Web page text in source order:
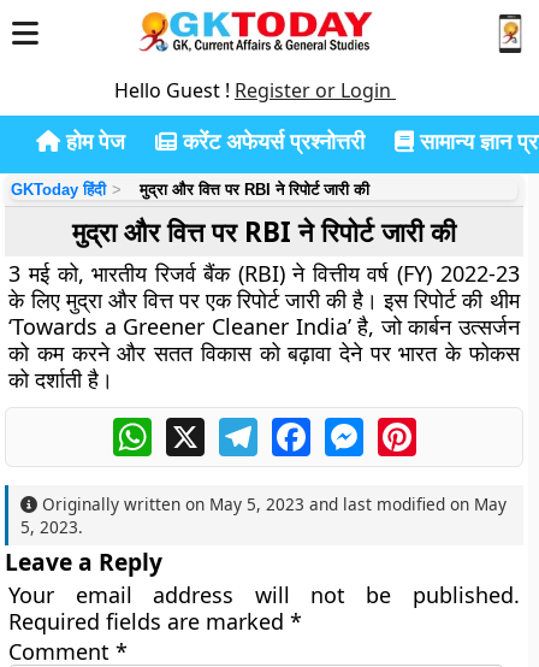
Hello Guest ! Register or Login
होम पेज करेंट अफेयर्स प्रश्नोत्तरी सामान्य ज्ञान
GKToday हिंदी मुद्रा और वित्त पर RBI ने रिपोर्ट जारी की
मुद्रा और वित्त पर RBI ने रिपोर्ट जारी की
3 मई को, भारतीय रिजर्व बैंक (RBI) ने वित्तीय वर्ष (FY) 2022-23
के लिए मुद्रा और वित्त पर एक रिपोर्ट जारी की है। इस रिपोर्ट की थीम
‘Towards a Greener Cleaner India’ है, जो कार्बन उत्सर्जन
को कम करने और सतत विकास को बढ़ावा देने पर भारत के फोकस
को दर्शाती है।
WhatsApp
X TelegramFacebookMessengerPinterest
Originally written on May 5, 2023 and last modified on May
5, 2023.
Leave a Reply
Your email address will not be published.
Required fields are marked*
Comment*